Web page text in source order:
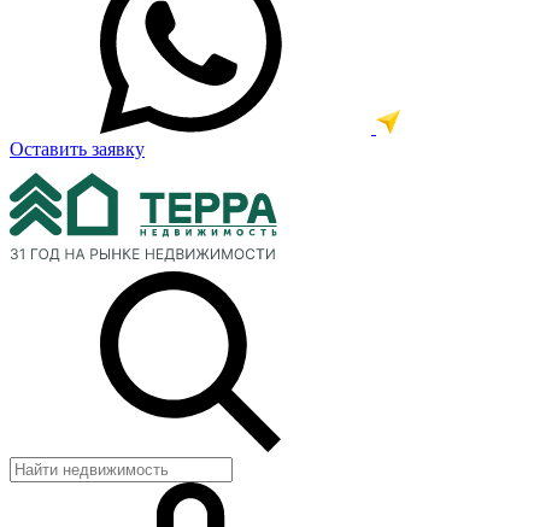
Оставить заявку